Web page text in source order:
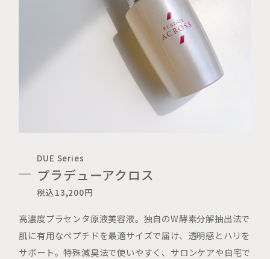
DUE Series
プラデューアクロス
税込13,200円
高濃度プラセンタ原液美容液。独自のW酵素分解抽出法で
肌に有用なペプチドを最適サイズで届け、透明感とハリを
サポート。特殊減臭法で使いやすく、サロンケアや自宅で